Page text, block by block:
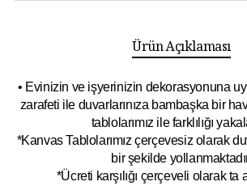
Ürün Açıklaması
• Evinizin ve işyerinizin dekorasyonuna
zarafeti ile duvarlarınıza bambaşka bir
tablolarımız ile farklılığı
*Kanvas Tablolarımız çerçevesiz olarak
bir şekilde
*Ücreti karşılığı çerçeveli olarak ta